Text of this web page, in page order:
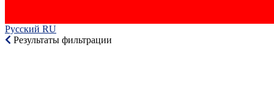
Русский RU‎
Результаты фильтрации